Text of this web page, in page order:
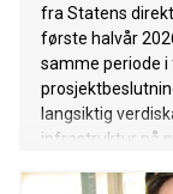
fra Statens
første halvår
samme periode
langsiktig
infrastruktur på